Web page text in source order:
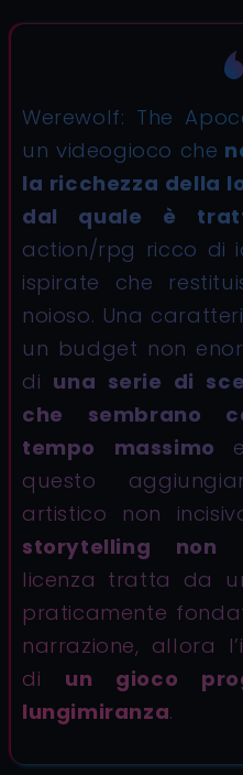
Werewolf: The
un videogioco che
la ricchezza della
dal quale è
action/rpg ricco di
ispirate che
noioso. Una
un budget non
di una serie di
che sembrano
tempo massimo
questo
artistico non
storytelling non
licenza tratta da
praticamente
narrazione, allora
di un gioco
lungimiranza.